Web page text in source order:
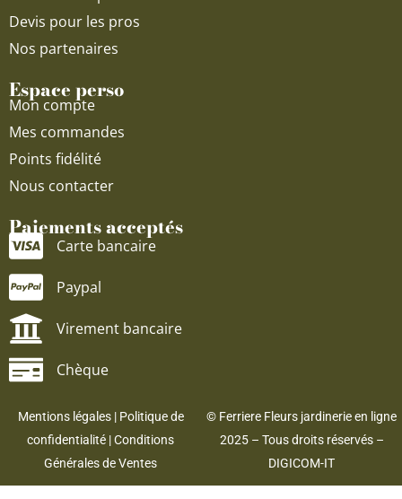
Devis pour les pros
Nos partenaires
Espace perso
Mon compte
Mes commandes
Points fidélité
Nous contacter
Paiements acceptés
Carte bancaire
Paypal
Virement bancaire
Chèque
Mentions légales| Politique de
confidentialité |Conditions
Générales de Ventes
© Ferriere Fleurs jardinerie en ligne
2025 – Tous droits réservés –
DIGICOM-IT